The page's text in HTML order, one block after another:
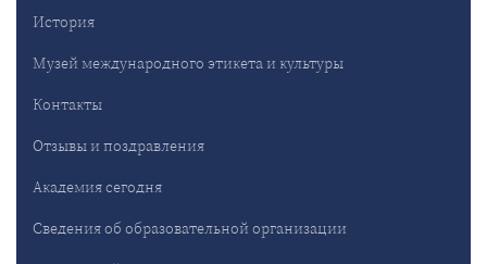
История
Музей международного этикета и культуры
Контакты
Отзывы и поздравления
Академия сегодня
Сведения об образовательной организации